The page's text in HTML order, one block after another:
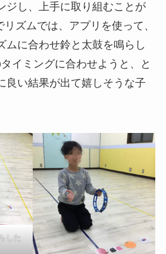
ジし、上手に取り組むことが
ズムでは、アプリを使って、
ムに合わせ鈴と太鼓を鳴らし
イミングに合わせようと、と
良い結果が出て嬉しそうな子
した